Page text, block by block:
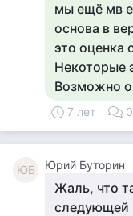
мы ещё мв
основа в
это оценка
Некоторые
Возможно
7 лет 0
ЮБ Юрий Буторин
Жаль, что
следующей